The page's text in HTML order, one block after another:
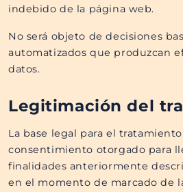
indebido de la página web.
No será objeto de decisiones
automatizados que produzcan
datos.
Legitimación del
La base legal para el
consentimiento otorgado para
finalidades anteriormente
en el momento de marcado de